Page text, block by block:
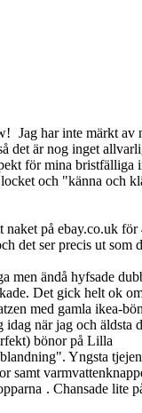
Jag har inte märkt av
det är nog inget
för mina bristfälliga
och "känna och
naket på ebay.co.uk
det ser precis ut som
men ändå hyfsade
Det gick helt ok
med gamla ikea-
när jag och äldsta
bönor på Lilla
Yngsta
samt
. Chansade lite